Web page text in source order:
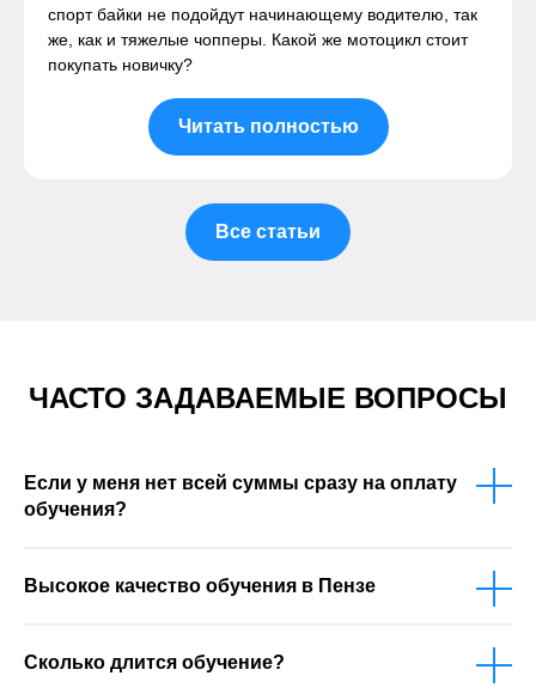
спорт байки не подойдут начинающему водителю, так
же, как и тяжелые чопперы. Какой же мотоцикл стоит
покупать новичку?
Читать полностью
Все статьи
ЧАСТО ЗАДАВАЕМЫЕ ВОПРОСЫ
Если у меня нет всей суммы сразу на оплату
обучения?
Высокое качество обучения в Пензе
Сколько длится обучение?